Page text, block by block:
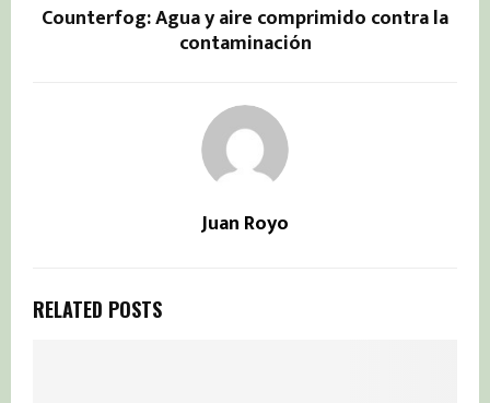
Counterfog: Agua y aire comprimido contra la
contaminación
Juan Royo
RELATED POSTS